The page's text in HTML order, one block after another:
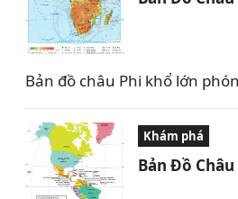
Bản đồ châu Phi khổ lớn
Khám phá
Bản Đồ